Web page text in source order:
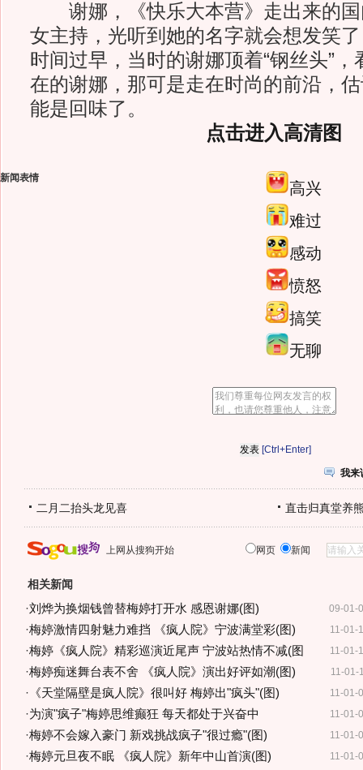
谢娜，《快乐大本营》走出来的国
女主持，光听到她的名字就会想发笑
时间过早，当时的谢娜顶着“钢丝头”
在的谢娜，那可是走在时尚的前沿，
能是回味了。
点击进入高清图
新闻表情
高兴
难过
感动
愤怒
搞笑
无聊
[Ctrl+Enter]
我来
二月二抬头龙见喜 直击归真堂养
上网从搜狗开始 网页 新闻
相关新闻
09-01-
·刘烨为换烟钱曾替梅婷打开水 感恩谢娜(图)
11-01-
·梅婷激情四射魅力难挡 《疯人院》宁波满堂彩(图)
11-01-
·梅婷《疯人院》精彩巡演近尾声 宁波站热情不减(图
11-01-
·梅婷痴迷舞台表不舍 《疯人院》演出好评如潮(图)
11-01-
· 《天堂隔壁是疯人院》很叫好 梅婷出"疯头"(图)
11-01-
·为演"疯子"梅婷思维癫狂 每天都处于兴奋中
11-01-
·梅婷不会嫁入豪门 新戏挑战疯子"很过瘾"(图)
11-01-
·梅婷元旦夜不眠 《疯人院》新年中山首演(图)